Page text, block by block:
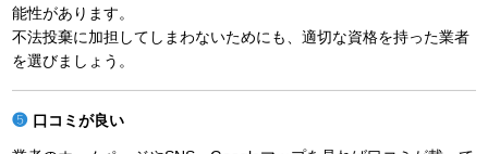
能性があります。
不法投棄に加担してしまわないためにも、適切な資格を持った業者
を選びましょう。
口コミが良い